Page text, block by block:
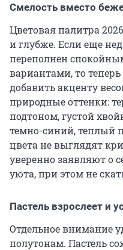
Смелость вместо
Цветовая палитра
и глубже. Если еще
переполнен
вариантами, то
добавить акценту
природные оттенки:
подтоном, густой
темно-синий, теплый
цвета не выглядят
уверенно заявляют о
уюта, при этом не
Пастель взрослеет и
Отдельное внимание
полутонам. Пастель